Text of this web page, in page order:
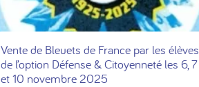
Vente de Bleuets de France par les élèves
de l’option Défense & Citoyenneté les 6, 7
et 10 novembre 2025